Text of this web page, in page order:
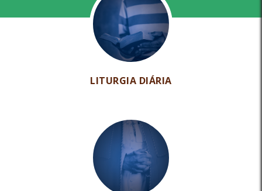
LITURGIA DIÁRIA